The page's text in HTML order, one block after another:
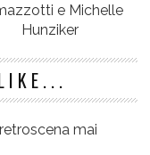
e Michelle
Hunziker
mai